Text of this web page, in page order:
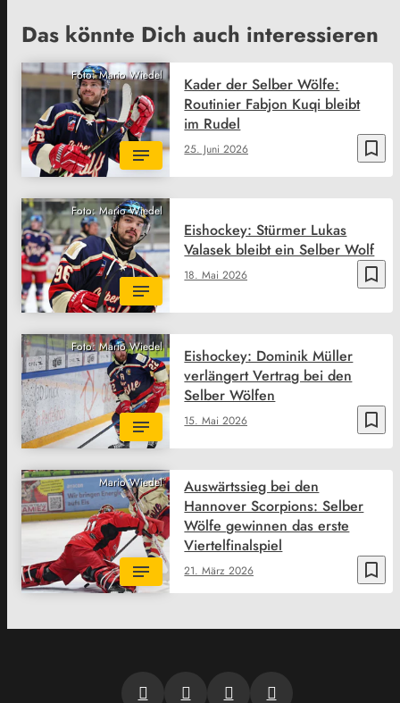
Das könnte Dich auch interessieren
Foto: Mario Wiedel
bookmark_border
25. Juni 2026
Kader der Selber Wölfe:
Routinier Fabjon Kuqi bleibt
im Rudel
Foto: Mario Wiedel
bookmark_border
18. Mai 2026
Eishockey: Stürmer Lukas
Valasek bleibt ein Selber Wolf
Foto: Mario Wiedel
bookmark_border
15. Mai 2026
Eishockey: Dominik Müller
verlängert Vertrag bei den
Selber Wölfen
Mario Wiedel
bookmark_border
21. März 2026
Auswärtssieg bei den
Hannover Scorpions: Selber
Wölfe gewinnen das erste
Viertelfinalspiel